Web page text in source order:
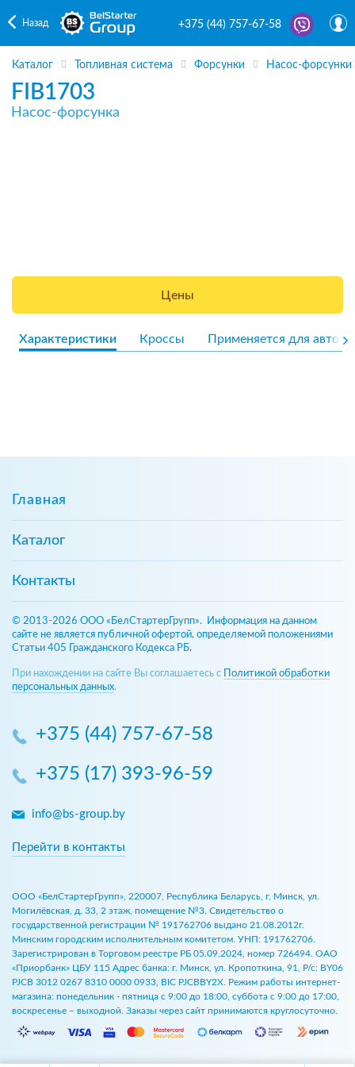
Назад +375 (44) 757-67-58
Каталог Топливная система Форсунки Насос-форсунки
FIB1703
Насос-форсунка
Цены
Характеристики Кроссы Применяется для авто
Главная
Каталог
Контакты
© 2013-2026 ООО «БелСтартерГрупп». Информация на данном
сайте не является публичной офертой, определяемой положениями
Статьи 405 Гражданского Кодекса РБ.
При нахождении на сайте Вы соглашаетесь с
Политикой обработки
персональных данных.
+375 (44) 757-67-58
+375 (17) 393-96-59
info@bs-group.by
Перейти в контакты
ООО «БелСтартерГрупп», 220007, Республика Беларусь, г. Минск, ул.
Могилёвская, д. 33, 2 этаж, помещение №3. Свидетельство о
государственной регистрации № 191762706 выдано 21.08.2012г.
Минским городским исполнительным комитетом. УНП: 191762706.
Зарегистрирован в Торговом реестре РБ 05.09.2024, номер 726494. ОАО
«Приорбанк» ЦБУ 115 Адрес банка: г. Минск, ул. Кропоткина, 91, Р/с: BY06
PJCB 3012 0267 8310 0000 0933, BIC PJCBBY2X. Режим работы интернет-
магазина: понедельник - пятница с 9:00 до 18:00, суббота с 9:00 до 17:00,
воскресенье – выходной. Заказы через сайт принимаются круглосуточно.